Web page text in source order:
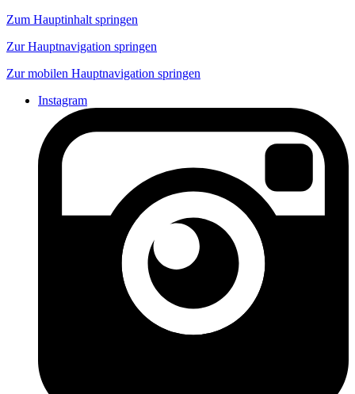
Zum Hauptinhalt springen
Zur Hauptnavigation springen
Zur mobilen Hauptnavigation springen
Instagram